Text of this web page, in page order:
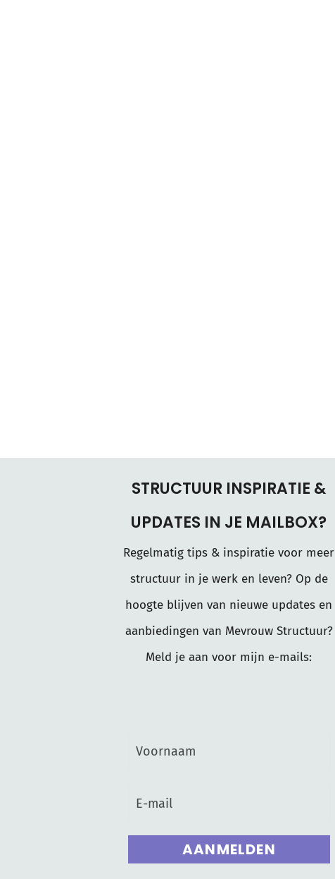
STRUCTUUR INSPIRATIE &
UPDATES IN JE MAILBOX?
Regelmatig tips & inspiratie voor meer
structuur in je werk en leven? Op de
hoogte blijven van nieuwe updates en
aanbiedingen van Mevrouw Structuur?
Meld je aan voor mijn e-mails:
AANMELDEN